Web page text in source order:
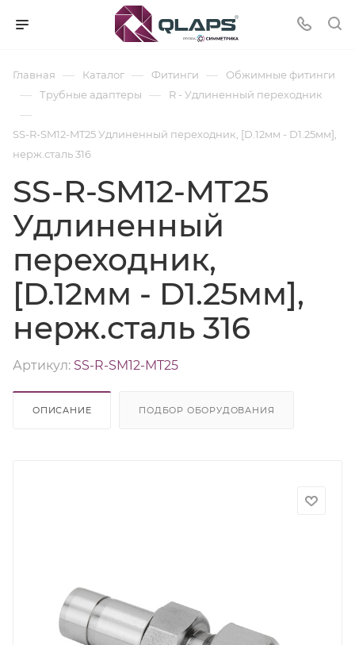
Главная — Каталог — Фитинги — Обжимные фитинги
— Трубные адаптеры — R - Удлиненный переходник
—
SS-R-SM12-MT25 Удлиненный переходник, [D.12мм - D1.25мм],
нерж.сталь 316
SS-R-SM12-MT25
Удлиненный
переходник,
[D.12мм - D1.25мм],
нерж.сталь 316
Артикул: SS-R-SM12-MT25
ОПИСАНИЕ ПОДБОР ОБОРУДОВАНИЯ